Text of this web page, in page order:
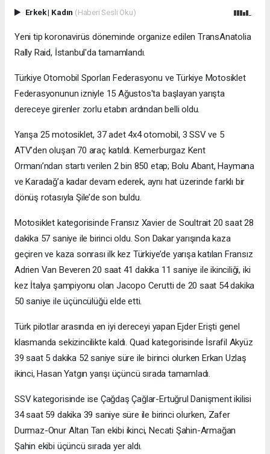
Erkek| Kadın (Haberi Sesli Oku)
Yeni tip koronavirüs döneminde organize edilen TransAnatolia
Rally Raid, İstanbul'da tamamlandı.
Türkiye Otomobil Sporları Federasyonu ve Türkiye Motosiklet
Federasyonunun izniyle 15 Ağustos'ta başlayan yarışta
dereceye girenler zorlu etabın ardından belli oldu.
Yarışa 25 motosiklet, 37 adet 4x4 otomobil, 3 SSV ve 5
ATV’den oluşan 70 araç katıldı. Kemerburgaz Kent
Ormanı’ndan startı verilen 2 bin 850 etap; Bolu Abant, Haymana
ve Karadağ’a kadar devam ederek, aynı hat üzerinde farklı bir
dönüş rotasıyla Şile’de son buldu.
Motosiklet kategorisinde Fransız Xavier de Soultrait 20 saat 28
dakika 57 saniye ile birinci oldu. Son Dakar yarışında kaza
geçiren ve kaza sonrası ilk kez Türkiye’de yarışa katılan Fransız
Adrien Van Beveren 20 saat 41 dakika 11 saniye ile ikinciliği, iki
kez İtalya şampiyonu olan Jacopo Cerutti de 20 saat 54 dakika
50 saniye ile üçüncülüğü elde etti.
Türk pilotlar arasında en iyi dereceyi yapan Ejder Erişti genel
klasmanda sekizincilikte kaldı. Quad kategorisinde İsrafil Akyüz
39 saat 5 dakika 52 saniye süre ile birinci olurken Erkan Uzlaş
ikinci, Hasan Yatgın yarışı üçüncü sırada tamamladı.
SSV kategorisinde ise Çağdaş Çağlar-Ertuğrul Danişment ikilisi
34 saat 59 dakika 39 saniye süre ile birinci olurken, Zafer
Durmaz-Onur Altan Tan ekibi ikinci, Necati Şahin-Armağan
Şahin ekibi üçüncü sırada yer aldı.